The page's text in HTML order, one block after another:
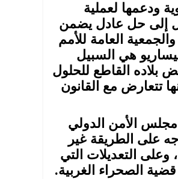
ودعمها لعملية
إلى حل عادل يضمن
العامة للأمم
هي السبيل
بلاده القاطع للحلول
تتعارض مع القانون
مجلس الأمن الدولي
على الطريقة غير
وعلى التعديلات التي
الصحراء الغربية.